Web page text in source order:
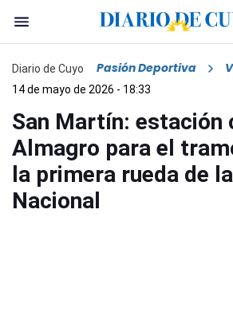
Diario de Cuyo Pasión Deportiva
14 de mayo de 2026 - 18:33
San Martín: estación
Almagro para el
la primera rueda de
Nacional